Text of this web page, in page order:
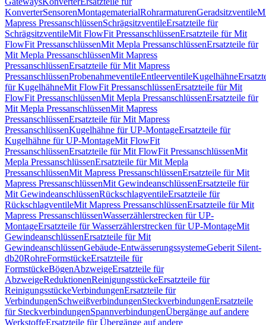
KonverterSensorenMontagematerialRohrarmaturenGeradsitzventile
Mapress PressanschlüssenSchrägsitzventileErsatzteile für
SchrägsitzventileMit FlowFit PressanschlüssenErsatzteile für Mit
FlowFit PressanschlüssenMit Mepla PressanschlüssenErsatzteile für
Mit Mepla PressanschlüssenMit Mapress
PressanschlüssenErsatzteile für Mit Mapress
PressanschlüssenProbenahmeventileEntleerventileKugelhähne
für KugelhähneMit FlowFit PressanschlüssenErsatzteile für Mit
FlowFit PressanschlüssenMit Mepla PressanschlüssenErsatzteile für
Mit Mepla PressanschlüssenMit Mapress
PressanschlüssenErsatzteile für Mit Mapress
PressanschlüssenKugelhähne für UP-MontageErsatzteile für
Kugelhähne für UP-MontageMit FlowFit
PressanschlüssenErsatzteile für Mit FlowFit PressanschlüssenMit
Mepla PressanschlüssenErsatzteile für Mit Mepla
PressanschlüssenMit Mapress PressanschlüssenErsatzteile für Mit
Mapress PressanschlüssenMit GewindeanschlüssenErsatzteile für
Mit GewindeanschlüssenRückschlagventileErsatzteile für
RückschlagventileMit Mapress PressanschlüssenErsatzteile für Mit
Mapress PressanschlüssenWasserzählerstrecken für UP-
MontageErsatzteile für Wasserzählerstrecken für UP-MontageMit
GewindeanschlüssenErsatzteile für Mit
GewindeanschlüssenGebäude-EntwässerungssystemeGeberit Silent-
db20RohreFormstückeErsatzteile für
FormstückeBögenAbzweigeErsatzteile für
AbzweigeReduktionenReinigungsstückeErsatzteile für
ReinigungsstückeVerbindungenErsatzteile für
VerbindungenSchweißverbindungenSteckverbindungenErsatzteile
für SteckverbindungenSpannverbindungenÜbergänge auf andere
WerkstoffeErsatzteile für Übergänge auf andere